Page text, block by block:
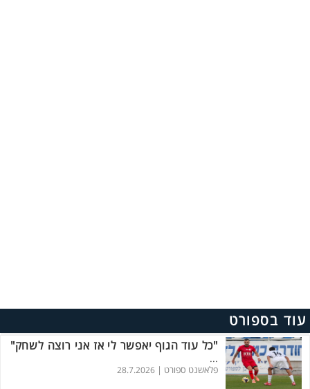
עוד בספורט
"כל עוד הגוף יאפשר לי אז אני רוצה לשחק"
...
פלאשנט ספורט | 28.7.2026